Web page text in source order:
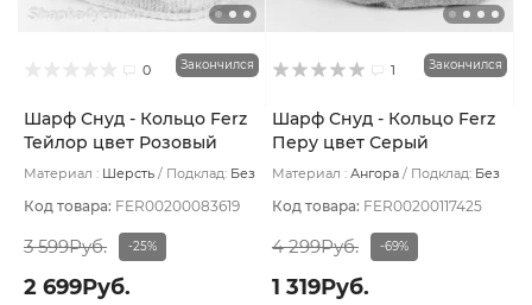
0 Закончился
Шарф Снуд - Кольцо Ferz
Тейлор цвет Розовый
пудровый
Материал : Шерсть Подклад: Без
Код товара: FER00200083619
3 599Руб. -25%
2 699Руб.
1 Закончился
Шарф Снуд - Кольцо Ferz
Перу цвет Серый
Материал : Ангора Подклад: Без
Код товара: FER00200117425
4 299Руб. -69%
1 319Руб.